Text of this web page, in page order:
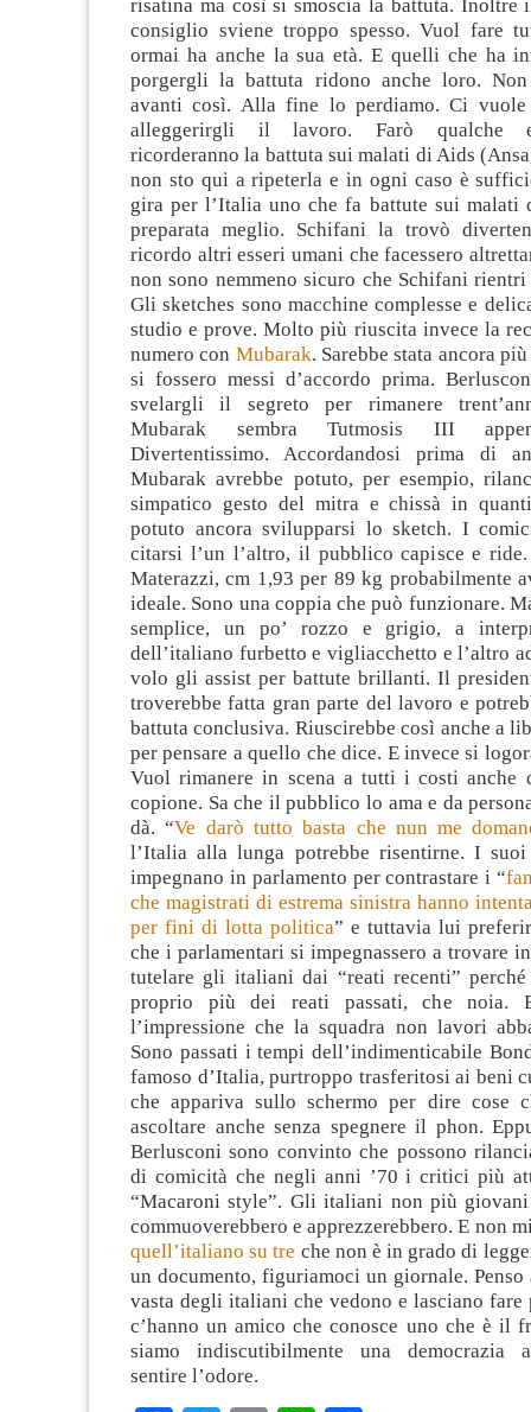
risatina ma così si smoscia la battuta. Inoltre
consiglio sviene troppo spesso. Vuol fare
ormai ha anche la sua età. E quelli che ha
porgergli la battuta ridono anche loro.
avanti così. Alla fine lo perdiamo. Ci vuole
alleggerirgli il lavoro. Farò qualche
ricorderanno la battuta sui malati di Aids
non sto qui a ripeterla e in ogni caso è
gira per l’Italia uno che fa battute sui malati
preparata meglio. Schifani la trovò
ricordo altri esseri umani che facessero
non sono nemmeno sicuro che Schifani
Gli sketches sono macchine complesse e
studio e prove. Molto più riuscita invece la
numero con Mubarak. Sarebbe stata ancora
si fossero messi d’accordo prima.
svelargli il segreto per rimanere
Mubarak sembra Tutmosis III
Divertentissimo. Accordandosi prima di
Mubarak avrebbe potuto, per esempio,
simpatico gesto del mitra e chissà in
potuto ancora svilupparsi lo sketch. I
citarsi l’un l’altro, il pubblico capisce e
Materazzi, cm 1,93 per 89 kg probabilmente
ideale. Sono una coppia che può funzionare.
semplice, un po’ rozzo e grigio, a
dell’italiano furbetto e vigliacchetto e l’altro
volo gli assist per battute brillanti. Il
troverebbe fatta gran parte del lavoro e
battuta conclusiva. Riuscirebbe così anche a
per pensare a quello che dice. E invece si
Vuol rimanere in scena a tutti i costi anche
copione. Sa che il pubblico lo ama e da
dà. “Ve darò tutto basta che nun me
l’Italia alla lunga potrebbe risentirne. I
impegnano in parlamento per contrastare i “
che magistrati di estrema sinistra hanno
per fini di lotta politica” e tuttavia lui
che i parlamentari si impegnassero a trovare
tutelare gli italiani dai “reati recenti”
proprio più dei reati passati, che noia.
l’impressione che la squadra non lavori
Sono passati i tempi dell’indimenticabile
famoso d’Italia, purtroppo trasferitosi ai beni
che appariva sullo schermo per dire cose
ascoltare anche senza spegnere il phon.
Berlusconi sono convinto che possono
di comicità che negli anni ’70 i critici più
“Macaroni style”. Gli italiani non più
commuoverebbero e apprezzerebbero. E non
quell’italiano su tre che non è in grado di
un documento, figuriamoci un giornale. Penso
vasta degli italiani che vedono e lasciano fare
c’hanno un amico che conosce uno che è il
siamo indiscutibilmente una democrazia
sentire l’odore.